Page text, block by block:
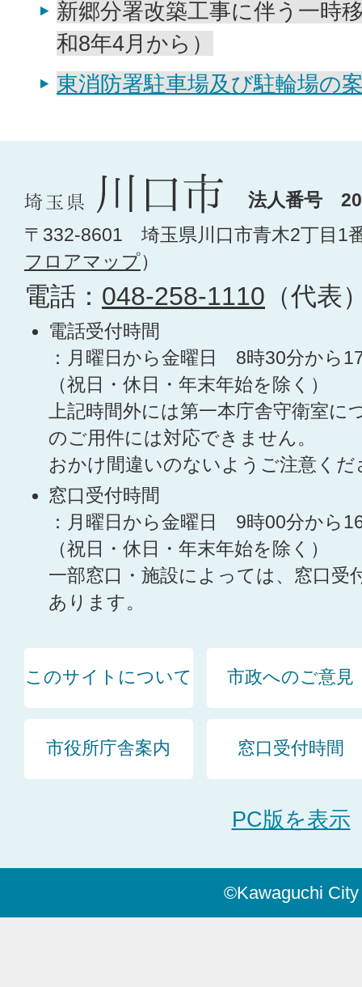
新郷分署改築工事に伴う一時
和8年4月から）
東消防署駐車場及び駐輪場の
法人番号
〒332-8601 埼玉県川口市青木2丁目1
フロアマップ）
電話： 048-258-1110 （代表
電話受付時間
：月曜日から金曜日 8時30分から
（祝日・休日・年末年始を除く）
上記時間外には第一本庁舎守衛室に
のご用件には対応できません。
おかけ間違いのないようご注意くだ
窓口受付時間
：月曜日から金曜日 9時00分から
（祝日・休日・年末年始を除く）
一部窓口・施設によっては、窓口受
あります。
このサイトについて 市政へのご意見
市役所庁舎案内 窓口受付時間
PC版を表示
©Kawaguchi City